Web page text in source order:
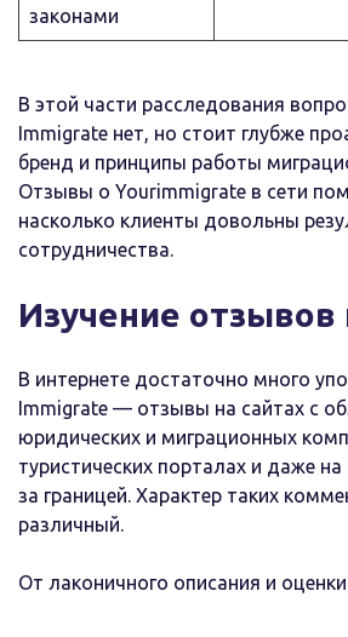
законами
В этой части расследования
Immigrate нет, но стоит глубже
бренд и принципы работы
Отзывы о Yourimmigrate в сети
насколько клиенты довольны
сотрудничества.
Изучение отзывов
В интернете достаточно много
Immigrate — отзывы на сайтах с
юридических и миграционных
туристических порталах и даже
за границей. Характер таких
различный.
От лаконичного описания и